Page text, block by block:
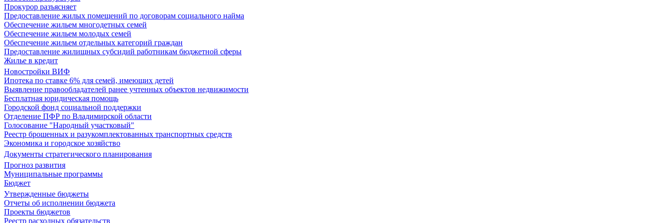
Прокурор разъясняет
Предоставление жилых помещений по договорам социального найма
Обеспечение жильем многодетных семей
Обеспечение жильем молодых семей
Обеспечение жильем отдельных категорий граждан
Предоставление жилищных субсидий работникам бюджетной сферы
Жилье в кредит
Новостройки ВИФ
Ипотека по ставке 6% для семей, имеющих детей
Выявление правообладателей ранее учтенных объектов недвижимости
Бесплатная юридическая помощь
Городской фонд социальной поддержки
Отделение ПФР по Владимирской области
Голосование "Народный участковый"
Реестр брошенных и разукомплектованных транспортных средств
Экономика и городское хозяйство
Документы стратегического планирования
Прогноз развития
Муниципальные программы
Бюджет
Утвержденные бюджеты
Отчеты об исполнении бюджета
Проекты бюджетов
Реестр расходных обязательств